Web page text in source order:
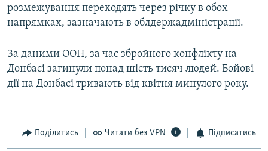
розмежування переходять через річку в обох
напрямках, зазначають в облдержадміністрації.
За даними ООН, за час збройного конфлікту на
Донбасі загинули понад шість тисяч людей. Бойові
дії на Донбасі тривають від квітня минулого року.
Поділитись Читати без VPN Підписатись